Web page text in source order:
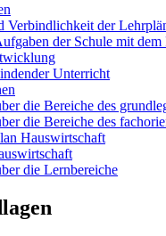
Verbindlichkeit der
der Schule mit
Unterricht
die Bereiche des
die Bereiche des
Hauswirtschaft
die Lernbereiche